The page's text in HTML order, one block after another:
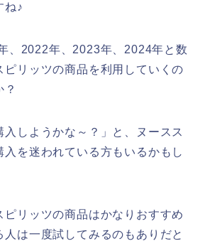
ね♪
、2022年、2023年、2024年と数
ピリッツの商品を利用していくの
入しようかな～？」と、ヌースス
入を迷われている方もいるかもし
ピリッツの商品はかなりおすすめ
人は一度試してみるのもありだと